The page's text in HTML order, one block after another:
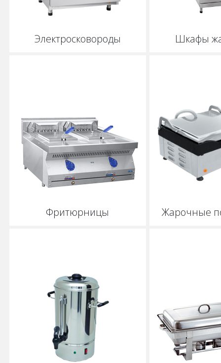
Электросковороды Шкафы
Фритюрницы Жарочные